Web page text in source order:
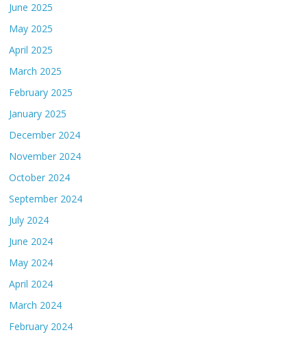
June 2025
May 2025
April 2025
March 2025
February 2025
January 2025
December 2024
November 2024
October 2024
September 2024
July 2024
June 2024
May 2024
April 2024
March 2024
February 2024